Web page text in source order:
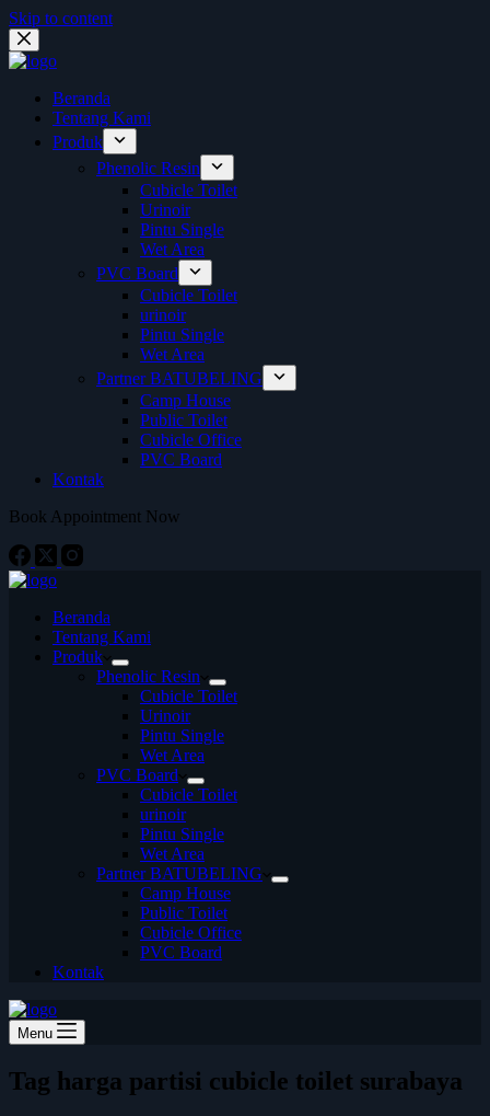
Skip to content
Beranda
Tentang Kami
Produk
Phenolic Resin
Cubicle Toilet
Urinoir
Pintu Single
Wet Area
PVC Board
Cubicle Toilet
urinoir
Pintu Single
Wet Area
Partner BATUBELING
Camp House
Public Toilet
Cubicle Office
PVC Board
Kontak
Book Appointment Now
Beranda
Tentang Kami
Produk
Phenolic Resin
Cubicle Toilet
Urinoir
Pintu Single
Wet Area
PVC Board
Cubicle Toilet
urinoir
Pintu Single
Wet Area
Partner BATUBELING
Camp House
Public Toilet
Cubicle Office
PVC Board
Kontak
Menu
Tag harga partisi cubicle toilet surabaya